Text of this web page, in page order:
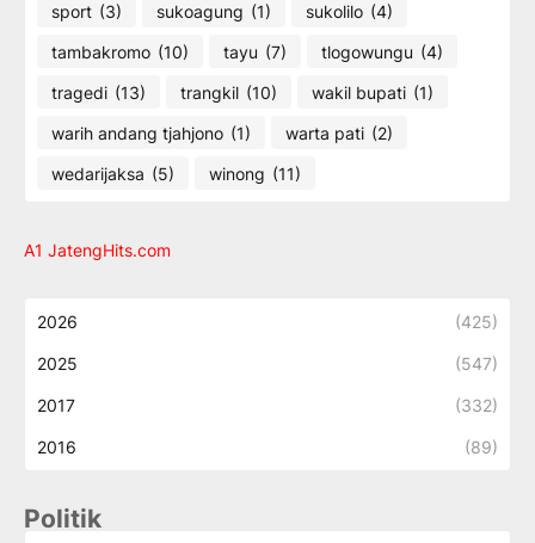
sport (3) sukoagung (1) sukolilo (4)
tambakromo (10) tayu (7) tlogowungu (4)
tragedi (13) trangkil (10) wakil bupati (1)
warih andang tjahjono (1) warta pati (2)
wedarijaksa (5) winong (11)
A1 JatengHits.com
2026 (425)
2025 (547)
2017 (332)
2016 (89)
Politik